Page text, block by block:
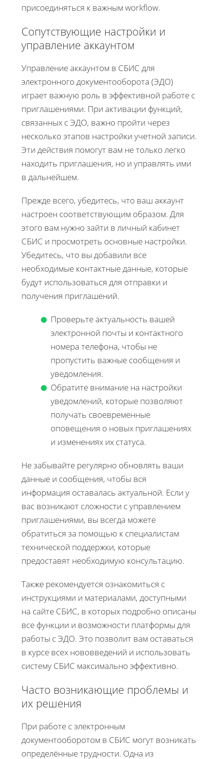
присоединяться к важным workflow.
Сопутствующие настройки и
управление аккаунтом
Управление аккаунтом в СБИС для
электронного документооборота (ЭДО)
играет важную роль в эффективной работе с
приглашениями. При активации функций,
связанных с ЭДО, важно пройти через
несколько этапов настройки учетной записи.
Эти действия помогут вам не только легко
находить приглашения, но и управлять ими
в дальнейшем.
Прежде всего, убедитесь, что ваш аккаунт
настроен соответствующим образом. Для
этого вам нужно зайти в личный кабинет
СБИС и просмотреть основные настройки.
Убедитесь, что вы добавили все
необходимые контактные данные, которые
будут использоваться для отправки и
получения приглашений.
Проверьте актуальность вашей
электронной почты и контактного
номера телефона, чтобы не
пропустить важные сообщения и
уведомления.
Обратите внимание на настройки
уведомлений, которые позволяют
получать своевременные
оповещения о новых приглашениях
и изменениях их статуса.
Не забывайте регулярно обновлять ваши
данные и сообщения, чтобы вся
информация оставалась актуальной. Если у
вас возникают сложности с управлением
приглашениями, вы всегда можете
обратиться за помощью к специалистам
технической поддержки, которые
предоставят необходимую консультацию.
Также рекомендуется ознакомиться с
инструкциями и материалами, доступными
на сайте СБИС, в которых подробно описаны
все функции и возможности платформы для
работы с ЭДО. Это позволит вам оставаться
в курсе всех нововведений и использовать
систему СБИС максимально эффективно.
Часто возникающие проблемы и
их решения
При работе с электронным
документооборотом в СБИС могут возникать
определённые трудности. Одна из